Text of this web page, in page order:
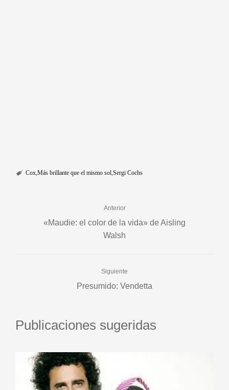
Cox Más brillante que el mismo sol Sergi Cochs
Anterior
«Maudie: el color de la vida» de Aisling
Walsh
Siguiente
Presumido: Vendetta
Publicaciones sugeridas